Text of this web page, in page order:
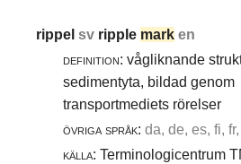
rippelsv ripple mark en
definition: vågliknande
sedimentyta, bildad genom
transportmediets rörelser
övriga språk: da, de, es, fi,
källa: Terminologicentrum